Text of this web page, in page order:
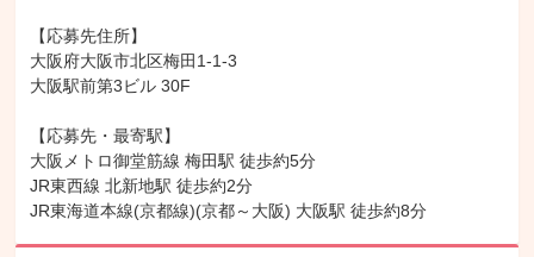
【応募先住所】
大阪府大阪市北区梅田1-1-3
大阪駅前第3ビル 30F
【応募先・最寄駅】
大阪メトロ御堂筋線 梅田駅 徒歩約5分
JR東西線 北新地駅 徒歩約2分
JR東海道本線(京都線)(京都～大阪) 大阪駅 徒歩約8分